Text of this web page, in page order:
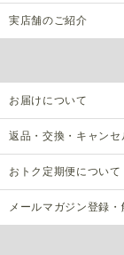
実店舗のご紹介
お届けについて
返品・交換・キャンセ
おトク定期便について
メールマガジン登録・